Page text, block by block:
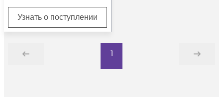
Узнать о поступлении
Назад
1
Дальше